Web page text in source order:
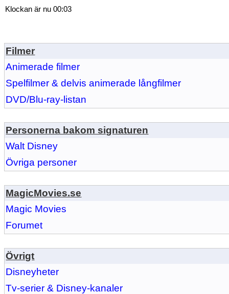
Klockan är nu 00:03
Filmer
Animerade filmer
Spelfilmer & delvis animerade långfilmer
DVD/Blu-ray-listan
Personerna bakom signaturen
Walt Disney
Övriga personer
MagicMovies.se
Magic Movies
Forumet
Övrigt
Disneyheter
Tv-serier & Disney-kanaler